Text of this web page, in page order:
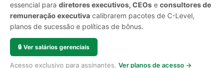
essencial para diretores executivos, CEOs e consultores de
remuneração executiva calibrarem pacotes de C-Level,
planos de sucessão e políticas de bônus.
🔒 Ver salários gerenciais
Acesso exclusivo para assinantes. Ver planos de acesso →